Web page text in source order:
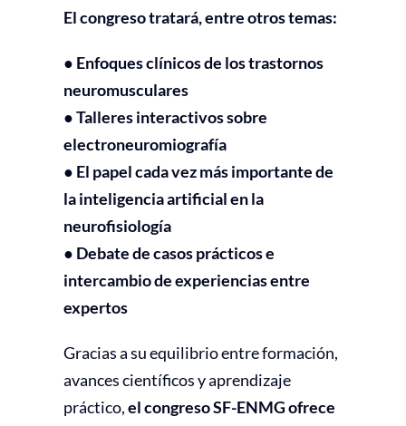
El congreso tratará, entre otros temas:
● Enfoques clínicos de los trastornos
neuromusculares
● Talleres interactivos sobre
electroneuromiografía
● El papel cada vez más importante de
la inteligencia artificial en la
neurofisiología
● Debate de casos prácticos e
intercambio de experiencias entre
expertos
Gracias a su equilibrio entre formación,
avances científicos y aprendizaje
práctico,el congreso SF-ENMG ofrece